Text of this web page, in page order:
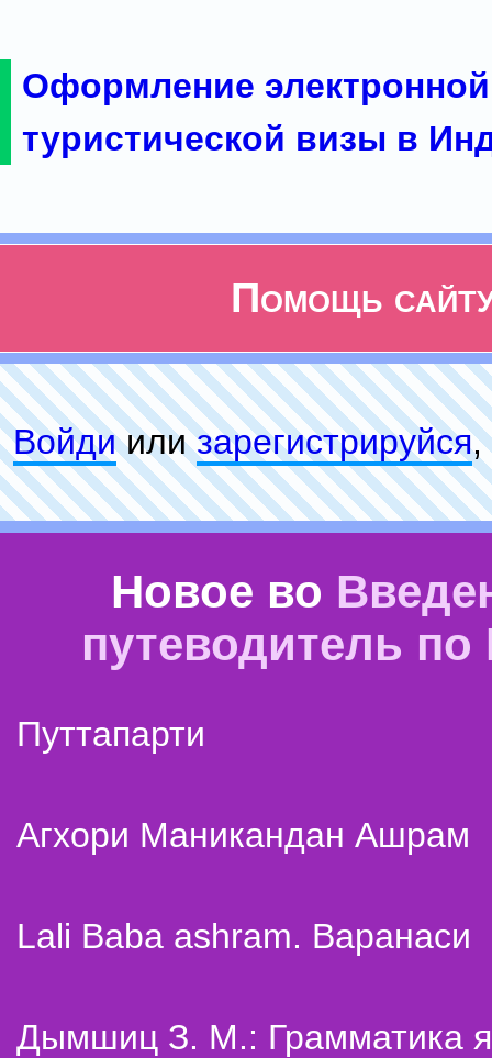
Оформление электронной
туристической визы в
Помощь
Войдиилизарeгиcтpируйся,
Новое во
путеводитель
Путтапарти
Агхори Маникандан Ашрам
Lali Baba ashram. Варанаси
Дымшиц З. М.: Грамматика